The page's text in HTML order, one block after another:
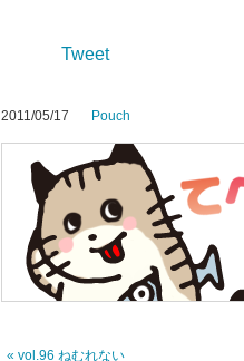
Tweet
2011/05/17 Pouch
« vol.96 ねむれない